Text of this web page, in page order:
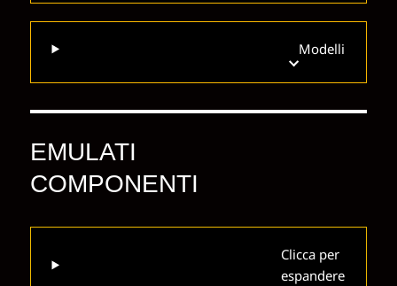
Modelli
EMULATI
COMPONENTI
Clicca per
espandere